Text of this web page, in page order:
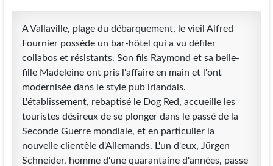
A Vallaville, plage du débarquement, le vieil Alfred
Fournier possède un bar-hôtel qui a vu défiler
collabos et résistants. Son fils Raymond et sa belle-
fille Madeleine ont pris l'affaire en main et l'ont
modernisée dans le style pub irlandais.
L'établissement, rebaptisé le Dog Red, accueille les
touristes désireux de se plonger dans le passé de la
Seconde Guerre mondiale, et en particulier la
nouvelle clientèle d'Allemands. L'un d'eux, Jürgen
Schneider, homme d'une quarantaine d'années, passe